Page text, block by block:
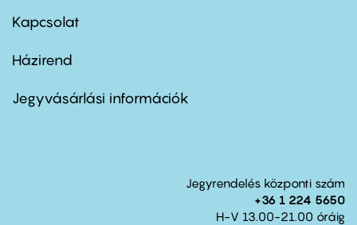
firstKapcsolat
Footer
second
Házirend
Jegyvásárlási információk
Jegyrendelés központi szám
+36 1 224 5650
H-V 13.00-21.00 óráig